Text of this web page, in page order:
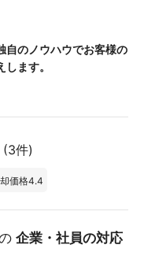
自のノウハウでお客様の
ます。
(3件)
価格4.4
企業・社員の対応